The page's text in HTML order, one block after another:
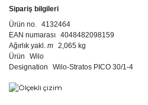
Sipariş bilgileri
Ürün no.
4132464
EAN numarası 4048482098159
Ağırlık yakl. m 2,065 kg
Ürün
Wilo
Designation
Wilo-Stratos PICO 30/1-4